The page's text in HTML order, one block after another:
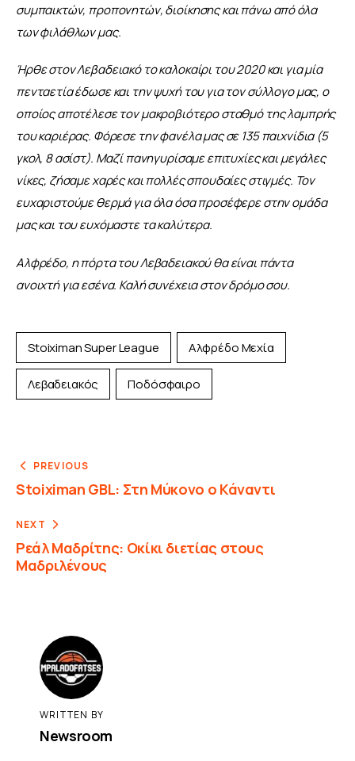
συμπαικτών, προπονητών, διοίκησης και πάνω από όλα
των φιλάθλων μας.
Ήρθε στον Λεβαδειακό το καλοκαίρι του 2020 και για μία
πενταετία έδωσε και την ψυχή του για τον σύλλογο μας, ο
οποίος αποτέλεσε τον μακροβιότερο σταθμό της λαμπρής
του καριέρας. Φόρεσε την φανέλα μας σε 135 παιχνίδια (5
γκολ, 8 ασίστ). Μαζί πανηγυρίσαμε επιτυχίες και μεγάλες
νίκες, ζήσαμε χαρές και πολλές σπουδαίες στιγμές. Τον
ευχαριστούμε θερμά για όλα όσα προσέφερε στην ομάδα
μας και του ευχόμαστε τα καλύτερα.
Αλφρέδο, η πόρτα του Λεβαδειακού θα είναι πάντα
ανοιχτή για εσένα. Καλή συνέχεια στον δρόμο σου.
Stoiximan Super League Αλφρέδο Μεχία
Λεβαδειακός Ποδόσφαιρο
PREVIOUS
Stoiximan GBL: Στη Μύκονο ο Κάναντι
NEXT
Ρεάλ Μαδρίτης: Οκίκι διετίας στους
Μαδριλένους
WRITTEN BY
Newsroom